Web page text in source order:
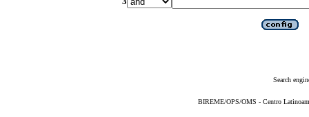
Search
BIREME/OPS/OMS - Centro